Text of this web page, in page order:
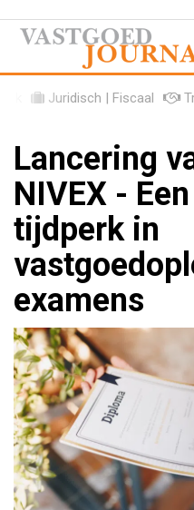
Juridisch | Fiscaal
Lancering
NIVEX -
tijdperk in
examens